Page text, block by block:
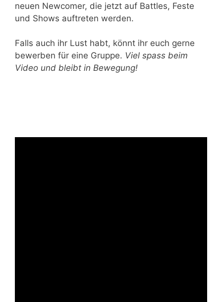
neuen Newcomer, die jetzt auf Battles, Feste
und Shows auftreten werden.
Falls auch ihr Lust habt, könnt ihr euch gerne
bewerben für eine Gruppe. Viel spass beim
Video und bleibt in Bewegung!